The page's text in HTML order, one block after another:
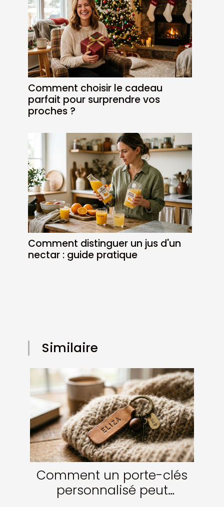
Comment choisir le cadeau
parfait pour surprendre vos
proches ?
Comment distinguer un jus d'un
nectar : guide pratique
Similaire
Comment un porte-clés
personnalisé peut